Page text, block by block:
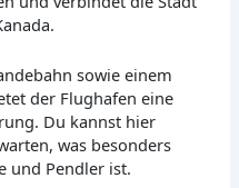
sowie einem
der Flughafen eine
Du kannst hier
was besonders
und Pendler ist.